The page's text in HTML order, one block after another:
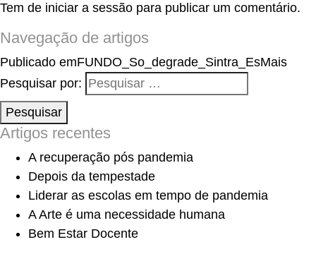
Tem de iniciar a sessão para publicar um comentário.
Navegação de artigos
Publicado emFUNDO_So_degrade_Sintra_EsMais
Pesquisar por:
Pesquisar
Artigos recentes
A recuperação pós pandemia
Depois da tempestade
Liderar as escolas em tempo de pandemia
A Arte é uma necessidade humana
Bem Estar Docente